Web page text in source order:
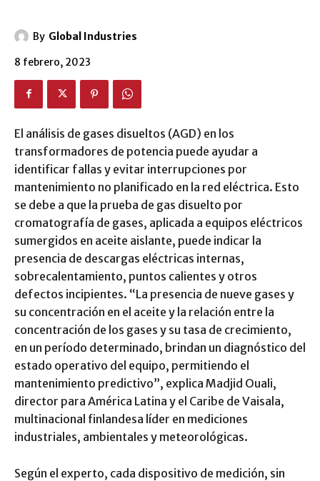
By Global Industries
8 febrero, 2023
El análisis de gases disueltos (AGD) en los
transformadores de potencia puede ayudar a
identificar fallas y evitar interrupciones por
mantenimiento no planificado en la red eléctrica. Esto
se debe a que la prueba de gas disuelto por
cromatografía de gases, aplicada a equipos eléctricos
sumergidos en aceite aislante, puede indicar la
presencia de descargas eléctricas internas,
sobrecalentamiento, puntos calientes y otros
defectos incipientes. “La presencia de nueve gases y
su concentración en el aceite y la relación entre la
concentración de los gases y su tasa de crecimiento,
en un período determinado, brindan un diagnóstico del
estado operativo del equipo, permitiendo el
mantenimiento predictivo”, explica Madjid Ouali,
director para América Latina y el Caribe de Vaisala,
multinacional finlandesa líder en mediciones
industriales, ambientales y meteorológicas.
Según el experto, cada dispositivo de medición, sin